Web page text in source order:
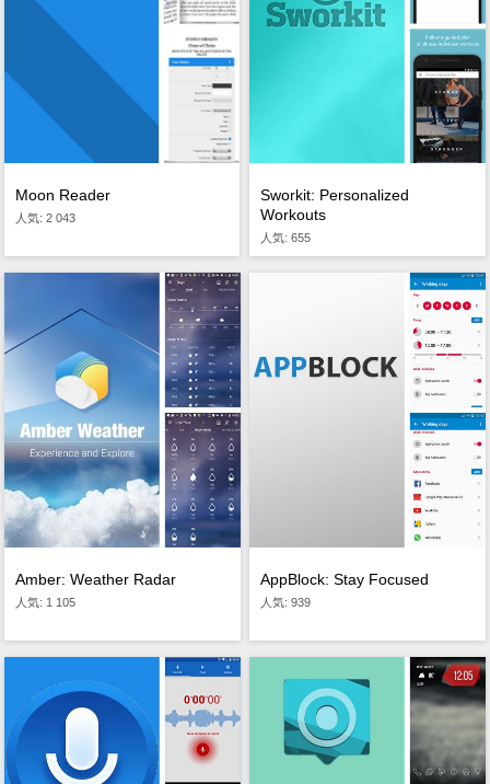
Moon Reader
人気: 2 043
Sworkit: Personalized
Workouts
人気: 655
Amber: Weather Radar
人気: 1 105
AppBlock: Stay Focused
人気: 939